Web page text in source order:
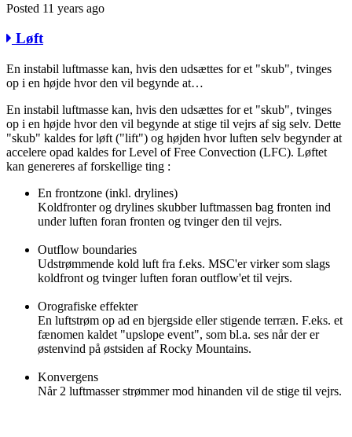
Posted 11 years ago
Løft
En instabil luftmasse kan, hvis den udsættes for et "skub", tvinges
op i en højde hvor den vil begynde at…
En instabil luftmasse kan, hvis den udsættes for et "skub", tvinges
op i en højde hvor den vil begynde at stige til vejrs af sig selv. Dette
"skub" kaldes for løft ("lift") og højden hvor luften selv begynder at
accelere opad kaldes for Level of Free Convection (LFC). Løftet
kan genereres af forskellige ting :
En frontzone (inkl. drylines)
Koldfronter og drylines skubber luftmassen bag fronten ind
under luften foran fronten og tvinger den til vejrs.
Outflow boundaries
Udstrømmende kold luft fra f.eks. MSC'er virker som slags
koldfront og tvinger luften foran outflow'et til vejrs.
Orografiske effekter
En luftstrøm op ad en bjergside eller stigende terræn. F.eks. et
fænomen kaldet "upslope event", som bl.a. ses når der er
østenvind på østsiden af Rocky Mountains.
Konvergens
Når 2 luftmasser strømmer mod hinanden vil de stige til vejrs.